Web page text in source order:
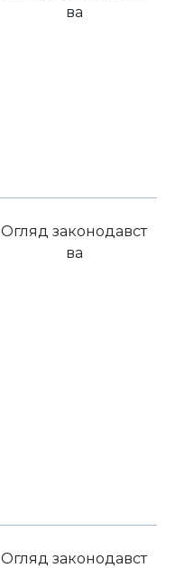
ва
Огляд законодавст
ва
Огляд законодавст